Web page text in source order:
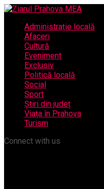
Administrație locală
Afaceri
Cultură
Eveniment
Exclusiv
Politică locală
Social
Sport
Știri din județ
Viața în Prahova
Turism
Connect with us